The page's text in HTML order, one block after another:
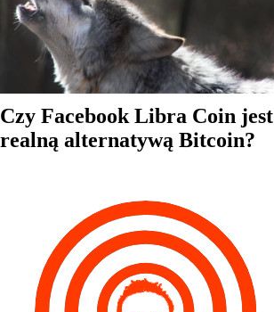
Czy Facebook Libra Coin jest
realną alternatywą Bitcoin?